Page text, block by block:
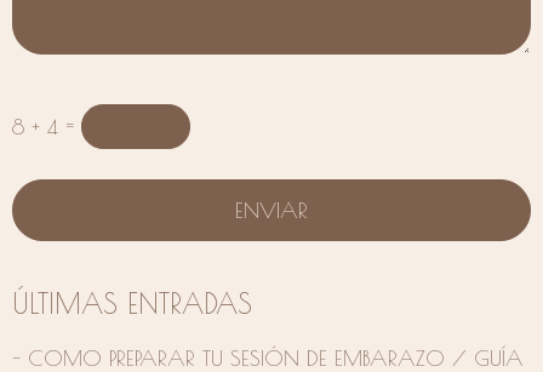
8 + 4 =
ÚLTIMAS ENTRADAS
- COMO PREPARAR TU SESIÓN DE EMBARAZO / GUÍA